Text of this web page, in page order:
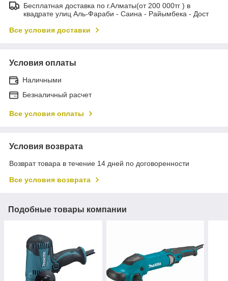
Бесплатная доставка по г.Алматы(от 200 000тг ) в
квадрате улиц Аль-Фараби - Саина - Райымбека - Дост
Все условия доставки
Условия оплаты
Наличными
Безналичный расчет
Все условия оплаты
Условия возврата
Возврат товара в течение 14 дней по договоренности
Все условия возврата
Подобные товары компании